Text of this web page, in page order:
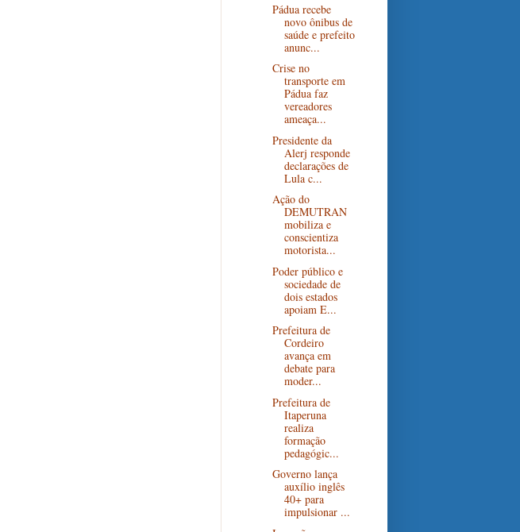
Pádua recebe
novo ônibus de
saúde e prefeito
anunc...
Crise no
transporte em
Pádua faz
vereadores
ameaça...
Presidente da
Alerj responde
declarações de
Lula c...
Ação do
DEMUTRAN
mobiliza e
conscientiza
motorista...
Poder público e
sociedade de
dois estados
apoiam E...
Prefeitura de
Cordeiro
avança em
debate para
moder...
Prefeitura de
Itaperuna
realiza
formação
pedagógic...
Governo lança
auxílio inglês
40+ para
impulsionar ...